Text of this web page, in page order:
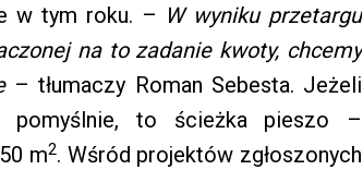
w tym roku. – W wyniku przetargu
na to zadanie kwoty, chcemy
– tłumaczy Roman Sebesta. Jeżeli
pomyślnie, to ścieżka pieszo –
m2. Wśród projektów zgłoszonych